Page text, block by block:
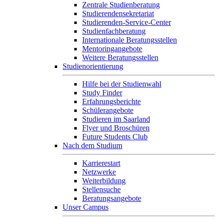
Zentrale Studienberatung
Studierendensekretariat
Studierenden-Service-Center
Studienfachberatung
Internationale Beratungsstellen
Mentoringangebote
Weitere Beratungsstellen
Studienorientierung
Hilfe bei der Studienwahl
Study Finder
Erfahrungsberichte
Schülerangebote
Studieren im Saarland
Flyer und Broschüren
Future Students Club
Nach dem Studium
Karrierestart
Netzwerke
Weiterbildung
Stellensuche
Beratungsangebote
Unser Campus